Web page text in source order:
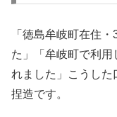
「徳島牟岐町在住
た」「牟岐町で利用
れました」こうし
捏造です。